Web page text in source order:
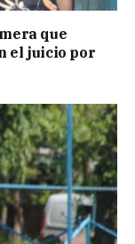
que
el juicio por